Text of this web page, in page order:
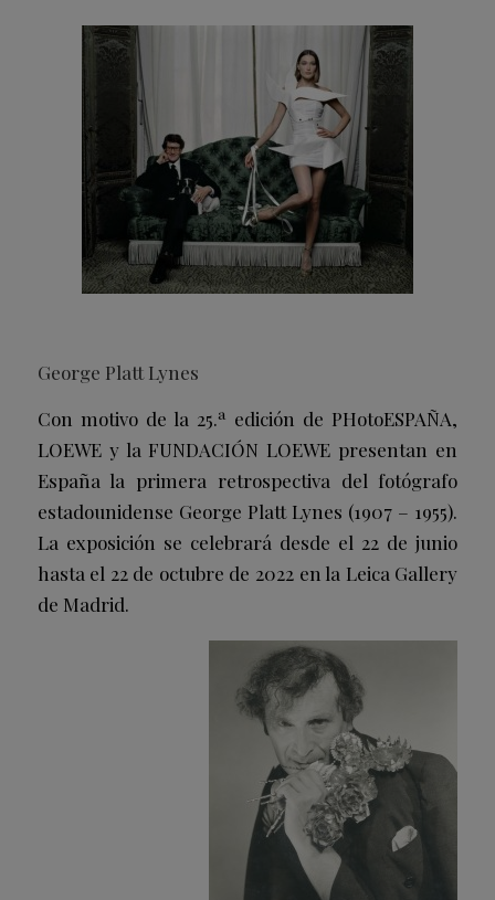
George Platt Lynes
Con motivo de la 25.ª edición de PHotoESPAÑA,
LOEWE y la FUNDACIÓN LOEWE presentan en
España la primera retrospectiva del fotógrafo
estadounidense George Platt Lynes (1907 – 1955).
La exposición se celebrará desde el 22 de junio
hasta el 22 de octubre de 2022 en la Leica Gallery
de Madrid.